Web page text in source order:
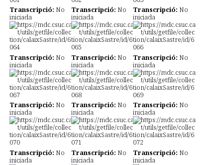
Transcripció: No
iniciada
Transcripció: No
iniciada
Transcripció: No
iniciada
Transcripció: No
iniciada
Transcripció: No
iniciada
Transcripció: No
iniciada
Transcripció: No
iniciada
Transcripció: No
iniciada
Transcripció: No
iniciada
Transcripció: No
iniciada
Transcripció: No
iniciada
Transcripció: No
iniciada